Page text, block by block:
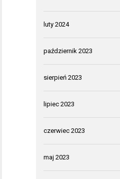
luty 2024
październik 2023
sierpień 2023
lipiec 2023
czerwiec 2023
maj 2023